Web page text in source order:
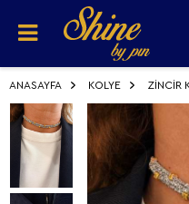
ANASAYFA KOLYE ZİNCİR